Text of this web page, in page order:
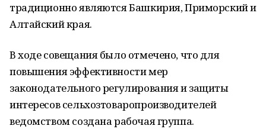
традиционно являются Башкирия, Приморский и
Алтайский края.
В ходе совещания было отмечено, что для
повышения эффективности мер
законодательного регулирования и защиты
интересов сельхозтоваропроизводителей
ведомством создана рабочая группа.